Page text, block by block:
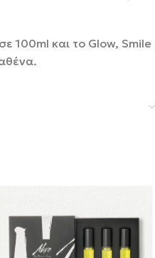
100ml και το Glow, Smile